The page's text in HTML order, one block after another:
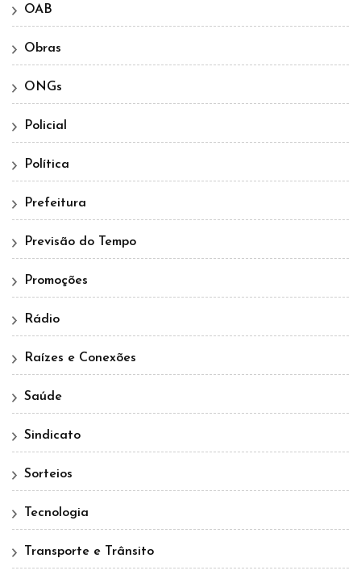
OAB
Obras
ONGs
Policial
Política
Prefeitura
Previsão do Tempo
Promoções
Rádio
Raízes e Conexões
Saúde
Sindicato
Sorteios
Tecnologia
Transporte e Trânsito